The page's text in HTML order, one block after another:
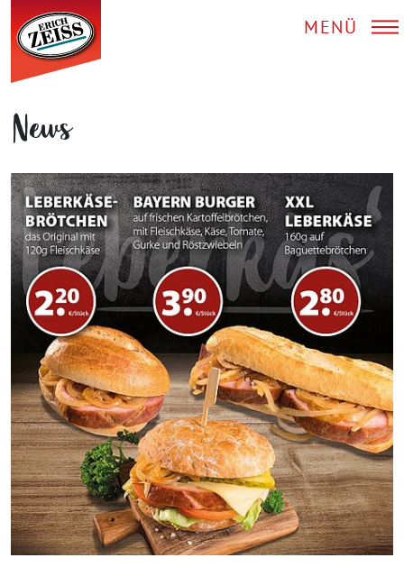
MENÜ
News